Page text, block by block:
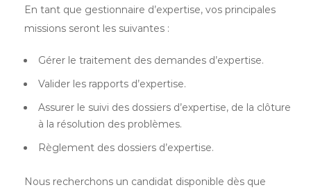
En tant que gestionnaire d’expertise, vos principales
missions seront les suivantes :
Gérer le traitement des demandes d’expertise.
Valider les rapports d’expertise.
Assurer le suivi des dossiers d’expertise, de la clôture
à la résolution des problèmes.
Règlement des dossiers d’expertise.
Nous recherchons un candidat disponible dès que